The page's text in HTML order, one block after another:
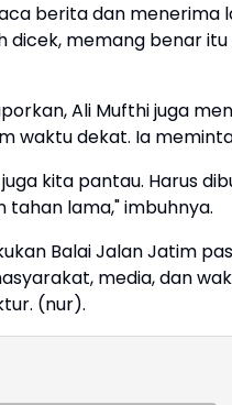
berita dan menerima
dicek, memang benar
Ali Mufthi juga
waktu dekat. Ia
kita pantau. Harus
tahan lama," imbuhnya.
Balai Jalan Jatim
media, dan
(nur).